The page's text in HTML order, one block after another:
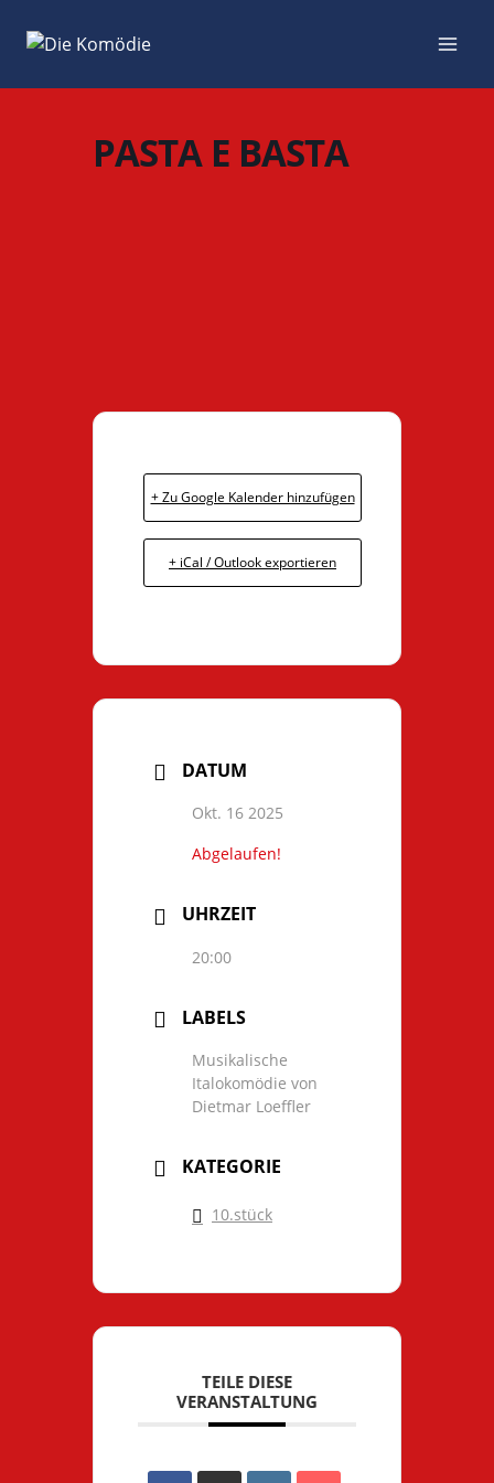
Inhalt
PASTA E BASTA
+ Zu Google Kalender hinzufügen
+ iCal / Outlook exportieren
DATUM
Okt. 16 2025
Abgelaufen!
UHRZEIT
20:00
LABELS
Musikalische
Italokomödie von
Dietmar Loeffler
KATEGORIE
10.stück
TEILE DIESE
VERANSTALTUNG